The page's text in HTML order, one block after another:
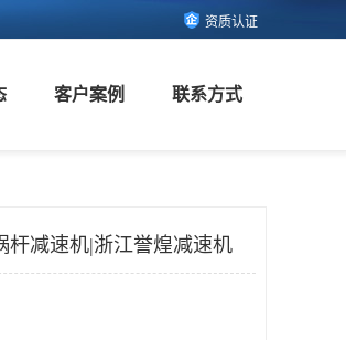
资质认证
客户案例 联系方式
杆减速机|浙江誉煌减速机